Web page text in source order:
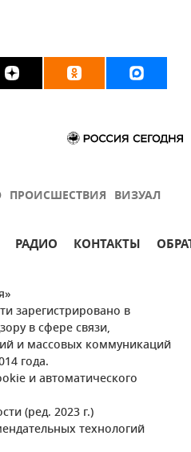
ПРОИСШЕСТВИЯ ВИЗУАЛ
РАДИО КОНТАКТЫ
зарегистрировано в
в сфере связи,
и массовых коммуникаций
года.
и автоматического
(ред. 2023 г.)
технологий